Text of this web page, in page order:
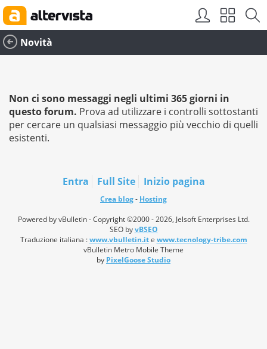
Novità
Non ci sono messaggi negli ultimi 365 giorni in
questo forum. Prova ad utilizzare i controlli sottostanti
per cercare un qualsiasi messaggio più vecchio di quelli
esistenti.
Entra Full Site Inizio pagina
Crea blog- Hosting
Powered by vBulletin - Copyright ©2000 - 2026, Jelsoft Enterprises Ltd.
SEO byvBSEO
Traduzione italiana :www.vbulletin.ite www.tecnology-tribe.com
vBulletin Metro Mobile Theme
by PixelGoose Studio